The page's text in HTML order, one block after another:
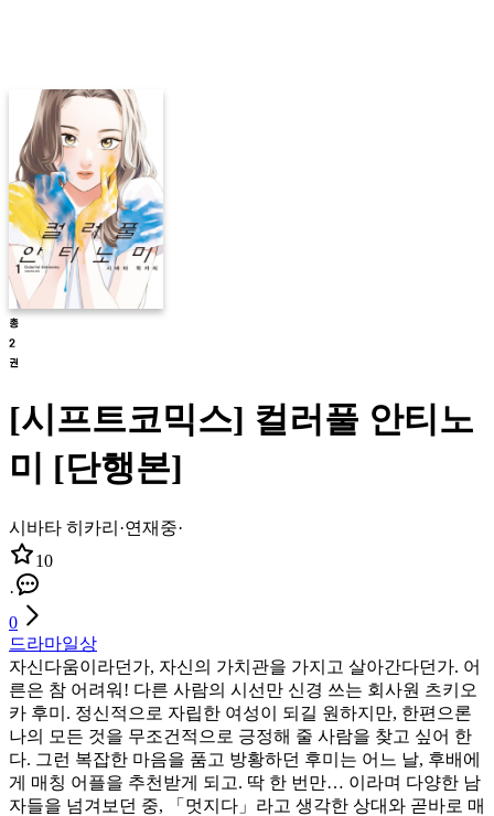
[시프트코믹스] 컬러풀 안티노
미 [단행본]
시바타 히카리 ·연재중·
10
·
0
드라마일상
자신다움이라던가, 자신의 가치관을 가지고 살아간다던가. 어
른은 참 어려워! 다른 사람의 시선만 신경 쓰는 회사원 츠키오
카 후미. 정신적으로 자립한 여성이 되길 원하지만, 한편으론
나의 모든 것을 무조건적으로 긍정해 줄 사람을 찾고 싶어 한
다. 그런 복잡한 마음을 품고 방황하던 후미는 어느 날, 후배에
게 매칭 어플을 추천받게 되고. 딱 한 번만… 이라며 다양한 남
자들을 넘겨보던 중, 「멋지다」라고 생각한 상대와 곧바로 매